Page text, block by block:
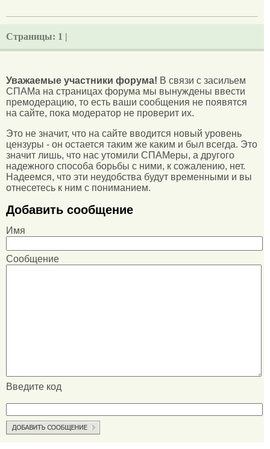
Страницы: 1 |
Уважаемые участники форума! В связи с засильем
СПАМа на страницах форума мы вынуждены ввести
премодерацию, то есть ваши сообщения не появятся
на сайте, пока модератор не проверит их.
Это не значит, что на сайте вводится новый уровень
цензуры - он остается таким же каким и был всегда. Это
значит лишь, что нас утомили СПАМеры, а другого
надежного способа борьбы с ними, к сожалению, нет.
Надеемся, что эти неудобства будут временными и вы
отнесетесь к ним с пониманием.
Добавить сообщение
Имя
Сообщение
Введите код